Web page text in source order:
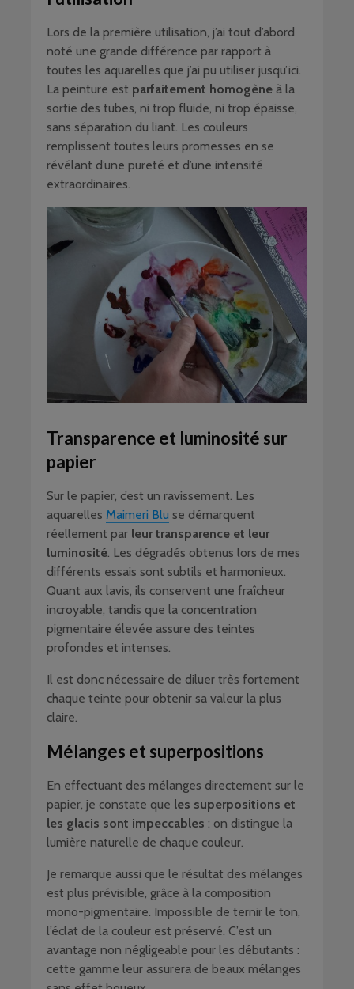
Lors de la première utilisation, j’ai tout d’abord
noté une grande différence par rapport à
toutes les aquarelles que j’ai pu utiliser jusqu’ici.
La peinture est parfaitement homogène à la
sortie des tubes, ni trop fluide, ni trop épaisse,
sans séparation du liant. Les couleurs
remplissent toutes leurs promesses en se
révélant d’une pureté et d’une intensité
extraordinaires.
Transparence et luminosité sur
papier
Sur le papier, c’est un ravissement. Les
aquarelles Maimeri Blu se démarquent
réellement par leur transparence et leur
luminosité. Les dégradés obtenus lors de mes
différents essais sont subtils et harmonieux.
Quant aux lavis, ils conservent une fraîcheur
incroyable, tandis que la concentration
pigmentaire élevée assure des teintes
profondes et intenses.
Il est donc nécessaire de diluer très fortement
chaque teinte pour obtenir sa valeur la plus
claire.
Mélanges et superpositions
En effectuant des mélanges directement sur le
papier, je constate que les superpositions et
les glacis sont impeccables : on distingue la
lumière naturelle de chaque couleur.
Je remarque aussi que le résultat des mélanges
est plus prévisible, grâce à la composition
mono-pigmentaire. Impossible de ternir le ton,
l’éclat de la couleur est préservé. C’est un
avantage non négligeable pour les débutants :
cette gamme leur assurera de beaux mélanges